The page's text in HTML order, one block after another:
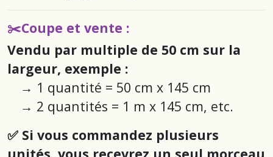
✂️Coupe et vente :
Vendu par multiple de 50 cm sur la
largeur, exemple :
→ 1 quantité = 50 cm x 145 cm
→ 2 quantités = 1 m x 145 cm, etc.
✅ Si vous commandez plusieurs